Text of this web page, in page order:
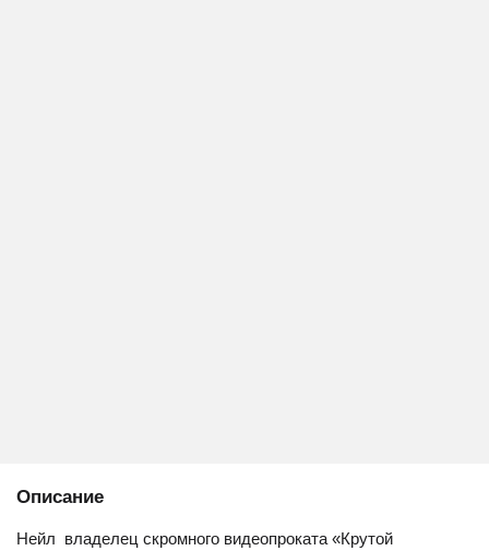
Описание
Нейл  владелец скромного видеопроката «Крутой